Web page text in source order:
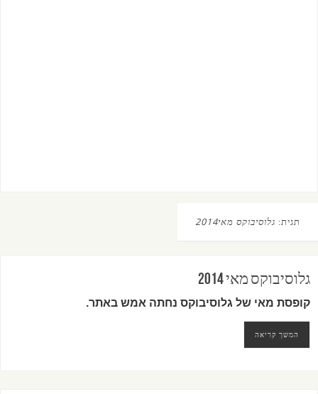
תגית: גלוסיבוקס מאי2014
גלוסיבוקס מאי 2014
קופסת מאי של גלוסיבוקס נחתה אמש באתר.
המשך קריאה